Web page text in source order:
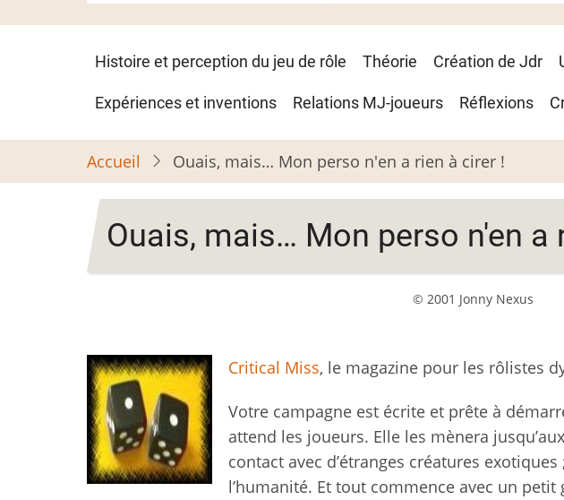
Navigation
principale
Histoire et perception du jeu de rôle Théorie Création de Jdr
Expériences et inventions Relations MJ-joueurs Réflexions
Accueil Ouais, mais… Mon perso n'en a rien à cirer !
Ouais, mais… Mon perso n'en a
© 2001 Jonny Nexus
Critical Miss, le magazine pour les rôlistes
Votre campagne est écrite et prête à
attend les joueurs. Elle les mènera
contact avec d’étranges créatures
l’humanité. Et tout commence avec un